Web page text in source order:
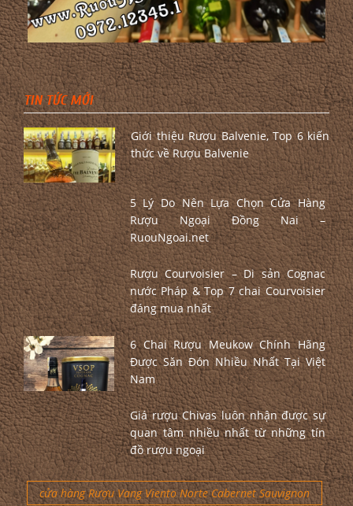
TIN TỨC MỚI
Giới thiệu Rượu Balvenie, Top 6 kiến
thức về Rượu Balvenie
5 Lý Do Nên Lựa Chọn Cửa Hàng
Rượu Ngoại Đồng Nai –
RuouNgoai.net
Rượu Courvoisier – Di sản Cognac
nước Pháp & Top 7 chai Courvoisier
đáng mua nhất
6 Chai Rượu Meukow Chính Hãng
Được Săn Đón Nhiều Nhất Tại Việt
Nam
Giá rượu Chivas luôn nhận được sự
quan tâm nhiều nhất từ những tín
đồ rượu ngoại
cửa hàng Rượu Vang Viento Norte Cabernet Sauvignon